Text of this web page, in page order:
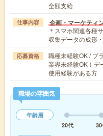
全額支給
仕事内容 企画・マーケティ
＊スマホ関連各種
収集データの成形
応募資格
職種未経験OK / ブ
業界未経験OK！デ
使用経験がある方
職場の雰囲気
年齢層
20代